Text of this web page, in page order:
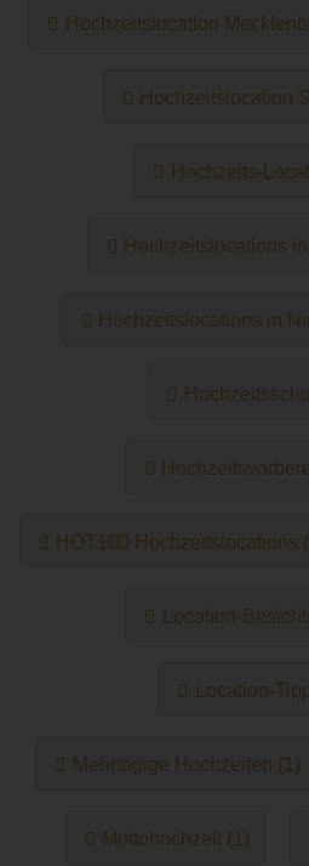
Hochzeitslocation
Hochzeitslocation
Hochzeits-
Hochzeitslocations
Hochzeitslocations in
HOT100 Hochzeitslocations
Location-
Location-
Mehrtägige Hochzeiten (1)
Mottohochzeit (1)